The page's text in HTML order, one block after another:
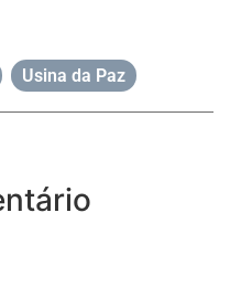
Usina da Paz